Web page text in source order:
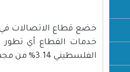
الفلسطيني 3.14% من مجموع السكان؛ فيما وصلت هذه النسبة في العام ذاته لدى المجتمع الإسرائيلي 30%.